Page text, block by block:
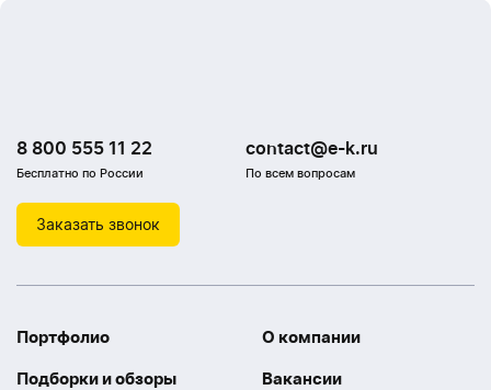
8 800 555 11 22
Бесплатно по России
contact@e-k.ru
По всем вопросам
Заказать звонок
Портфолио
Подборки и обзоры
О компании
Вакансии